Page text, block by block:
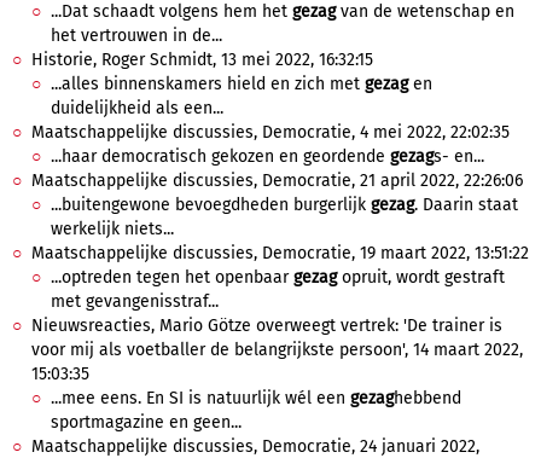
...Dat schaadt volgens hem het gezagvan de wetenschap en
het vertrouwen in de...
Historie, Roger Schmidt, 13 mei 2022, 16:32:15
...alles binnenskamers hield en zich met gezagen
duidelijkheid als een...
Maatschappelijke discussies, Democratie, 4 mei 2022, 22:02:35
...haar democratisch gekozen en geordende gezags- en...
Maatschappelijke discussies, Democratie, 21 april 2022, 22:26:06
...buitengewone bevoegdheden burgerlijk gezag. Daarin staat
werkelijk niets...
Maatschappelijke discussies, Democratie, 19 maart 2022, 13:51:22
...optreden tegen het openbaargezagopruit, wordt gestraft
met gevangenisstraf...
Nieuwsreacties, Mario Götze overweegt vertrek: 'De trainer is
voor mij als voetballer de belangrijkste persoon', 14 maart 2022,
15:03:35
...mee eens. En SI is natuurlijk wél een gezaghebbend
sportmagazine en geen...
Maatschappelijke discussies, Democratie, 24 januari 2022,